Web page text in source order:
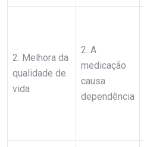
2. Melhora da
qualidade de
vida
2. A
medicação
causa
dependência